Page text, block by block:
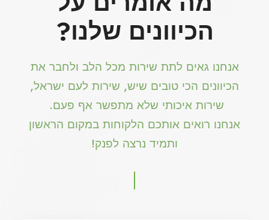
הכיוונים שלנו?
אנחנו גאים לתת שירות מכל הלב ולחבר את
הכיוונים הכי טובים שיש, שירות לעם ישראל,
שירות איכותי שלא מתפשר אף פעם.
אנחנו רואים אותכם הלקוחות במקום הראשון
ותמיד נרצה לפנק!